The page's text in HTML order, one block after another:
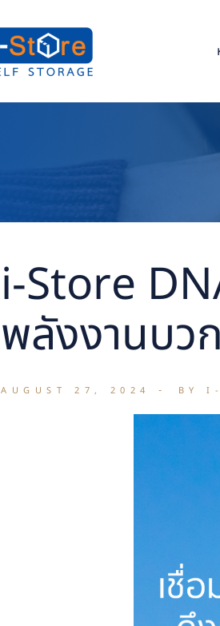
i-Store
พลังงานบว
AUGUST 27, 2024 BY